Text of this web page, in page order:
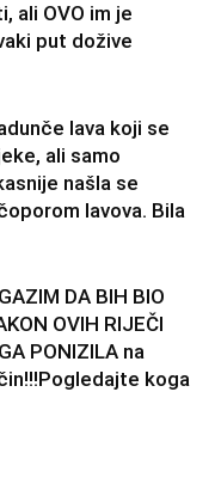
ali OVO im je
put dožive
lava koji se
ali samo
našla se
lavova. Bila
DA BIH BIO
OVIH RIJEČI
PONIZILA na
koga